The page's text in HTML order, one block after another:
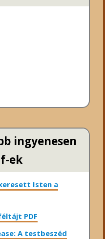
ingyenesen
ek
Isten a
PDF
A testbeszéd